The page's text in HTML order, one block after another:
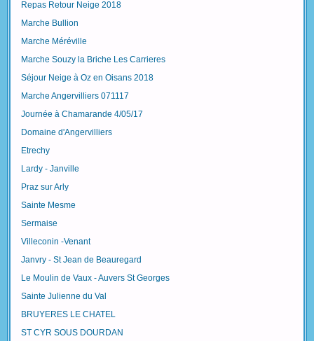
Repas Retour Neige 2018
Marche Bullion
Marche Méréville
Marche Souzy la Briche Les Carrieres
Séjour Neige à Oz en Oisans 2018
Marche Angervilliers 071117
Journée à Chamarande 4/05/17
Domaine d'Angervilliers
Etrechy
Lardy - Janville
Praz sur Arly
Sainte Mesme
Sermaise
Villeconin -Venant
Janvry - St Jean de Beauregard
Le Moulin de Vaux - Auvers St Georges
Sainte Julienne du Val
BRUYERES LE CHATEL
ST CYR SOUS DOURDAN